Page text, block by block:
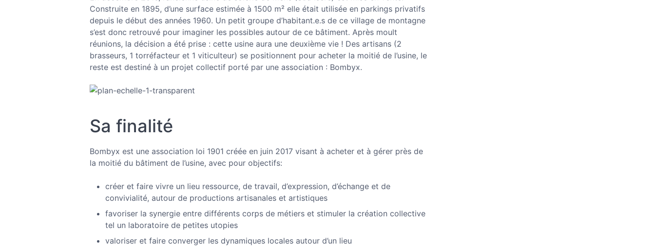
Construite en 1895, d’une surface estimée à 1500 m² elle était utilisée en parkings privatifs
depuis le début des années 1960. Un petit groupe d’habitant.e.s de ce village de montagne
s’est donc retrouvé pour imaginer les possibles autour de ce bâtiment. Après moult
réunions, la décision a été prise : cette usine aura une deuxième vie ! Des artisans (2
brasseurs, 1 torréfacteur et 1 viticulteur) se positionnent pour acheter la moitié de l’usine, le
reste est destiné à un projet collectif porté par une association : Bombyx.
Sa finalité
Bombyx est une association loi 1901 créée en juin 2017 visant à acheter et à gérer près de
la moitié du bâtiment de l’usine, avec pour objectifs:
créer et faire vivre un lieu ressource, de travail, d’expression, d’échange et de
convivialité, autour de productions artisanales et artistiques
favoriser la synergie entre différents corps de métiers et stimuler la création collective
tel un laboratoire de petites utopies
valoriser et faire converger les dynamiques locales autour d’un lieu